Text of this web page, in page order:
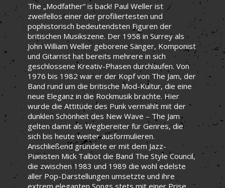
The „Modfather“ is back! Paul Weller ist
zweifellos einer der profiliertesten und
pophistorisch bedeutendsten Figuren der
britischen Musikszene. Der 1958 in Surrey als
John William Weller geborene Sänger, Komponist
und Gitarrist hat bereits mehrere in sich
geschlossene Kreativ-Phasen durchlaufen. Von
1976 bis 1982 war er der Kopf von The Jam, der
Band rund um die britische Mod-Kultur, die eine
neue Eleganz in die Rockmusik brachte. Hier
wurde die Attitüde des Punk vermählt mit der
dunklen Schönheit des New Wave – The Jam
gelten damit als Wegbereiter für Genres, die
sich bis heute weiter ausformulieren.
Anschließend gründete er mit dem Jazz-
Pianisten Mick Talbot die Band The Style Council,
die zwischen 1983 und 1989 die wohl edelste
aller Pop-Darstellungen umsetzte und ihre
extrem eleganten Songs stets mit einer Prise